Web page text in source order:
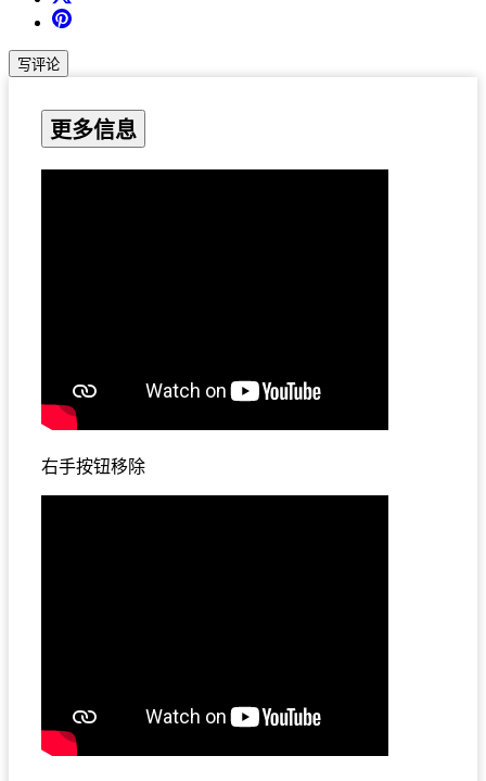
写评论
更多信息
右手按钮移除